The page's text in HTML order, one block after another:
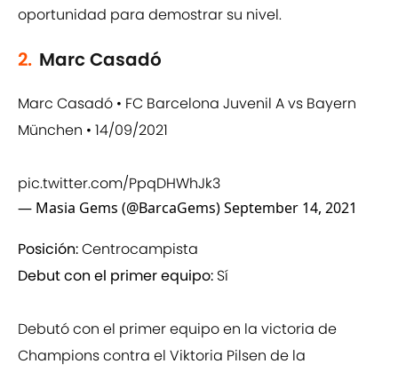
oportunidad para demostrar su nivel.
2. Marc Casadó
Marc Casadó • FC Barcelona Juvenil A vs Bayern
München • 14/09/2021
pic.twitter.com/PpqDHWhJk3
— Masia Gems (@BarcaGems)September 14, 2021
Posición:Centrocampista
Debut con el primer equipo: Sí
Debutó con el primer equipo en la victoria de
Champions contra el Viktoria Pilsen de la